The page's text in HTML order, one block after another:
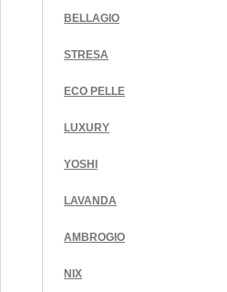
BELLAGIO
STRESA
ECO PELLE
LUXURY
YOSHI
LAVANDA
AMBROGIO
NIX